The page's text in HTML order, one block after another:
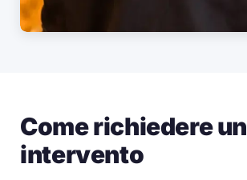
Come richiedere un
intervento